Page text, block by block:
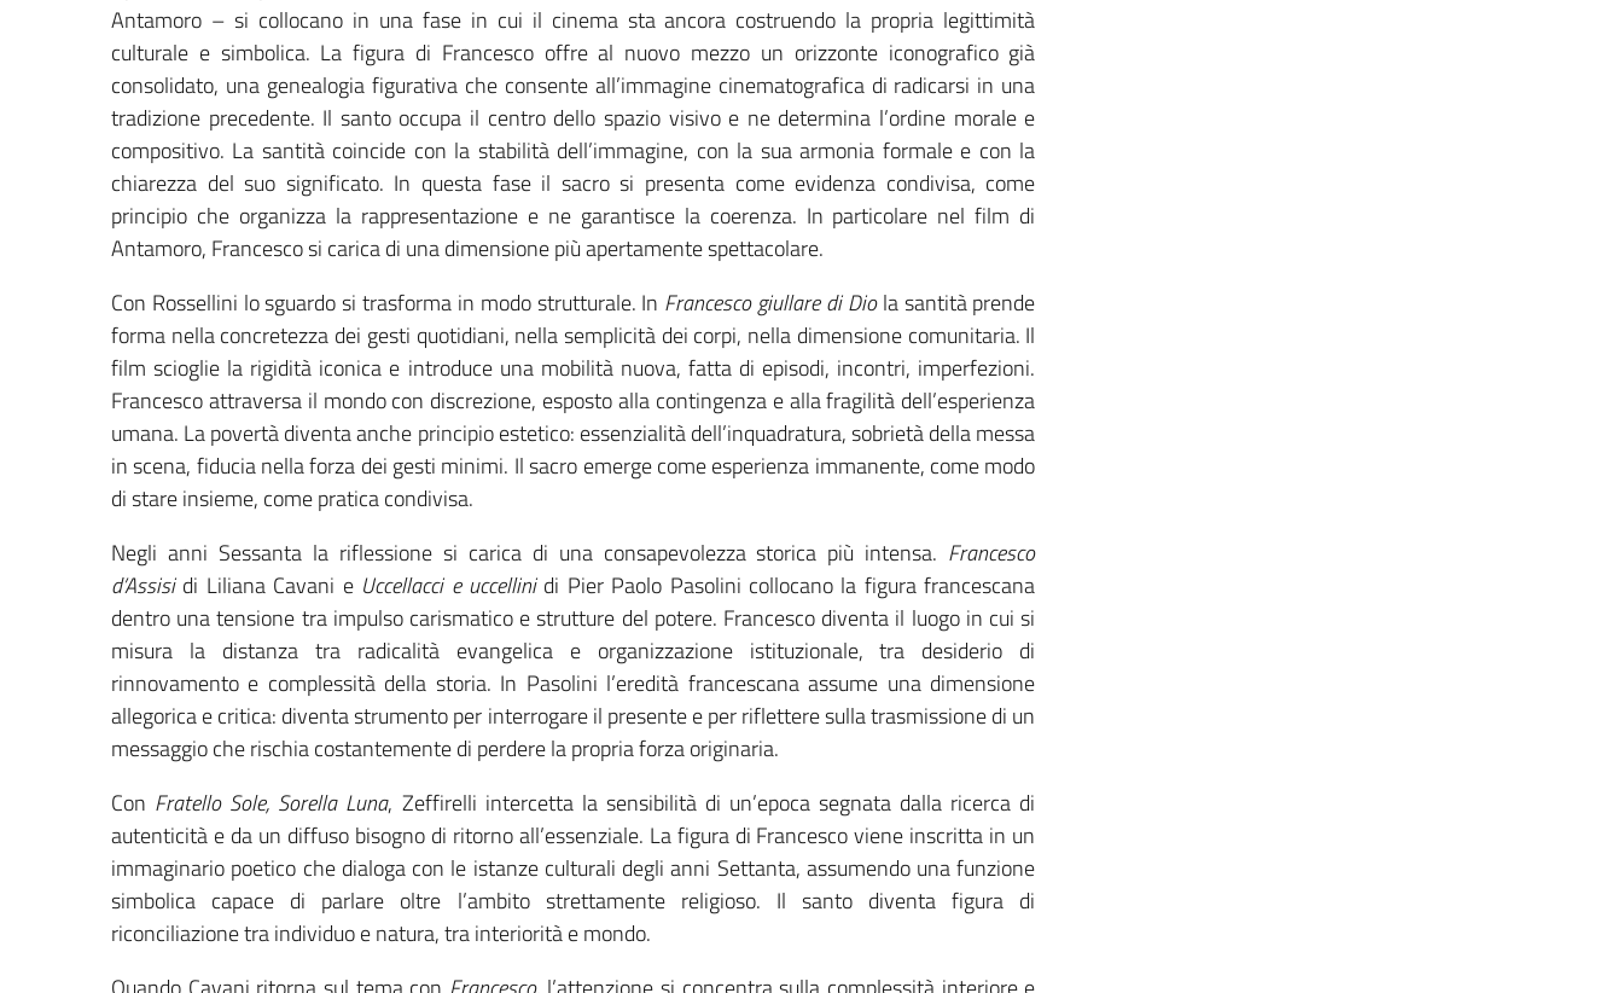
Antamoro – si collocano in una fase in cui il cinema sta ancora costruendo la propria legittimità
culturale e simbolica. La figura di Francesco offre al nuovo mezzo un orizzonte iconografico già
consolidato, una genealogia figurativa che consente all’immagine cinematografica di radicarsi in una
tradizione precedente. Il santo occupa il centro dello spazio visivo e ne determina l’ordine morale e
compositivo. La santità coincide con la stabilità dell’immagine, con la sua armonia formale e con la
chiarezza del suo significato. In questa fase il sacro si presenta come evidenza condivisa, come
principio che organizza la rappresentazione e ne garantisce la coerenza. In particolare nel film di
Antamoro, Francesco si carica di una dimensione più apertamente spettacolare.
Con Rossellini lo sguardo si trasforma in modo strutturale. In Francesco giullare di Diola santità prende
forma nella concretezza dei gesti quotidiani, nella semplicità dei corpi, nella dimensione comunitaria. Il
film scioglie la rigidità iconica e introduce una mobilità nuova, fatta di episodi, incontri, imperfezioni.
Francesco attraversa il mondo con discrezione, esposto alla contingenza e alla fragilità dell’esperienza
umana. La povertà diventa anche principio estetico: essenzialità dell’inquadratura, sobrietà della messa
in scena, fiducia nella forza dei gesti minimi. Il sacro emerge come esperienza immanente, come modo
di stare insieme, come pratica condivisa.
Negli anni Sessanta la riflessione si carica di una consapevolezza storica più intensa. Francesco
d’Assisidi Liliana Cavani e Uccellacci e uccellinidi Pier Paolo Pasolini collocano la figura francescana
dentro una tensione tra impulso carismatico e strutture del potere. Francesco diventa il luogo in cui si
misura la distanza tra radicalità evangelica e organizzazione istituzionale, tra desiderio di
rinnovamento e complessità della storia. In Pasolini l’eredità francescana assume una dimensione
allegorica e critica: diventa strumento per interrogare il presente e per riflettere sulla trasmissione di un
messaggio che rischia costantemente di perdere la propria forza originaria.
Con Fratello Sole, Sorella Luna, Zeffirelli intercetta la sensibilità di un’epoca segnata dalla ricerca di
autenticità e da un diffuso bisogno di ritorno all’essenziale. La figura di Francesco viene inscritta in un
immaginario poetico che dialoga con le istanze culturali degli anni Settanta, assumendo una funzione
simbolica capace di parlare oltre l’ambito strettamente religioso. Il santo diventa figura di
riconciliazione tra individuo e natura, tra interiorità e mondo.